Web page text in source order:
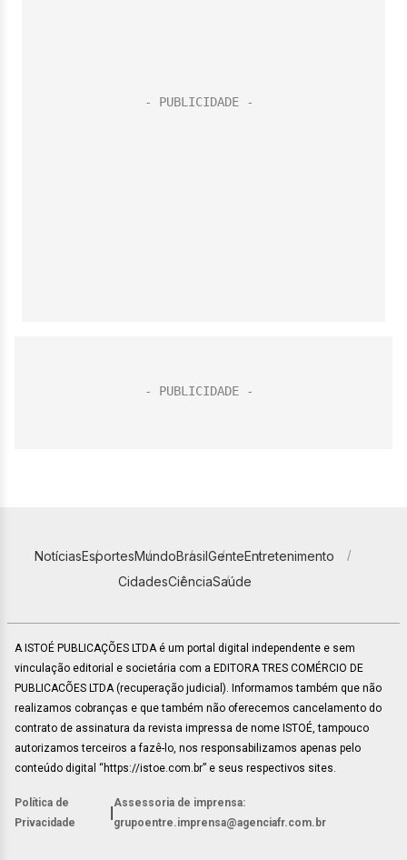
NotíciasEsportesMundoBrasilGenteEntretenimento
CidadesCiênciaSaúde
A ISTOÉ PUBLICAÇÕES LTDA é um portal digital independente e sem
vinculação editorial e societária com a EDITORA TRES COMÉRCIO DE
PUBLICACÕES LTDA (recuperação judicial). Informamos também que não
realizamos cobranças e que também não oferecemos cancelamento do
contrato de assinatura da revista impressa de nome ISTOÉ, tampouco
autorizamos terceiros a fazê-lo, nos responsabilizamos apenas pelo
conteúdo digital “https://istoe.com.br” e seus respectivos sites.
Política de
Privacidade
Assessoria de imprensa:
grupoentre.imprensa@agenciafr.com.br